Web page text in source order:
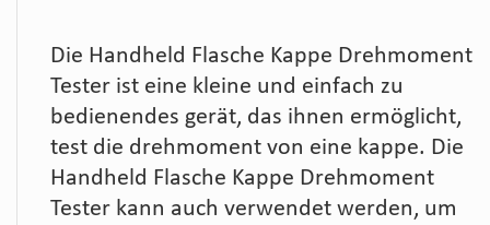
Die Handheld Flasche Kappe Drehmoment
Tester ist eine kleine und einfach zu
bedienendes gerät, das ihnen ermöglicht,
test die drehmoment von eine kappe. Die
Handheld Flasche Kappe Drehmoment
Tester kann auch verwendet werden, um